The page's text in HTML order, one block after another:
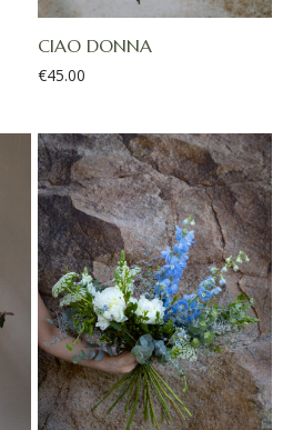
CIAO DONNA
€45.00